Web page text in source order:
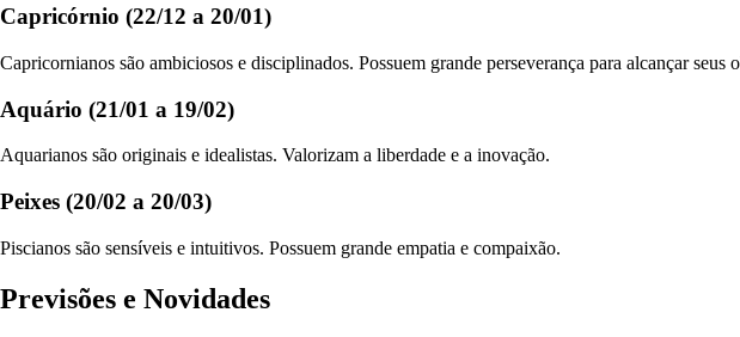
Capricórnio (22/12 a 20/01)
Capricornianos são ambiciosos e disciplinados. Possuem grande perseverança para alcançar seus
Aquário (21/01 a 19/02)
Aquarianos são originais e idealistas. Valorizam a liberdade e a inovação.
Peixes (20/02 a 20/03)
Piscianos são sensíveis e intuitivos. Possuem grande empatia e compaixão.
Previsões e Novidades